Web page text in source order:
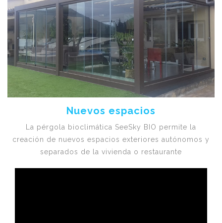
Nuevos espacios
La pérgola bioclimática SeeSky BIO permite la
creación de nuevos espacios exteriores autónomos y
separados de la vivienda o restaurante